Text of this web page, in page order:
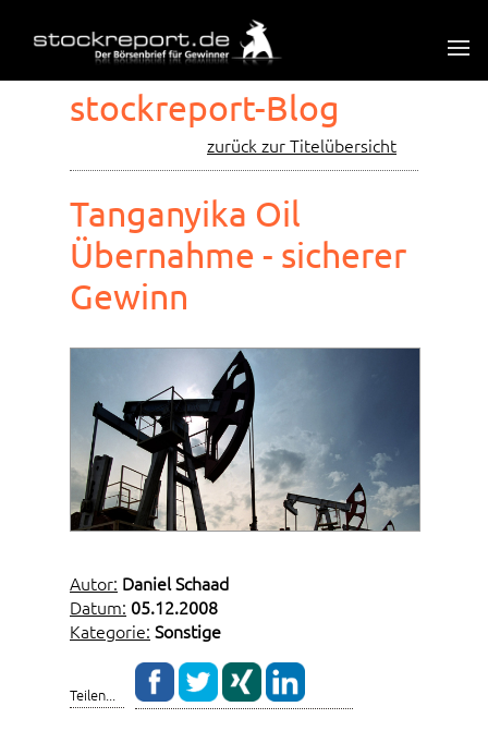
stockreport-Blog
zurück zur Titelübersicht
Tanganyika Oil
Übernahme - sicherer
Gewinn
Autor: Daniel Schaad
Datum: 05.12.2008
Kategorie: Sonstige
Teilen...